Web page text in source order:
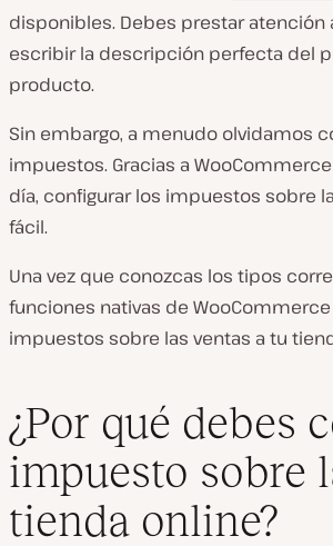
disponibles. Debes prestar
escribir la descripción perfecta del
producto.
Sin embargo, a menudo olvidamos
impuestos. Gracias a
día, configurar los impuestos sobre
fácil.
Una vez que conozcas los tipos
funciones nativas de
impuestos sobre las ventas a tu
¿Por qué debes
impuesto sobre
tienda online?